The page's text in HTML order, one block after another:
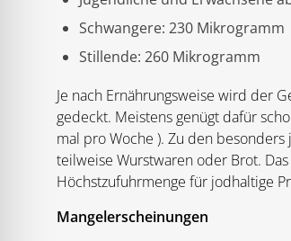
Schwangere: 230 Mikrogramm
Stillende: 260 Mikrogramm
Je nach Ernährungsweise wird der
gedeckt. Meistens genügt dafür
mal pro Woche ). Zu den
teilweise Wurstwaren oder Brot.
Höchstzufuhrmenge für jodhaltige
Mangelerscheinungen